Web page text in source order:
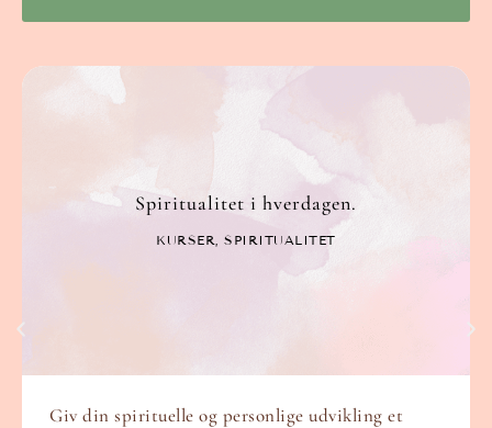
Spiritualitet i hverdagen.
KURSER ,SPIRITUALITET
Giv din spirituelle og personlige udvikling et